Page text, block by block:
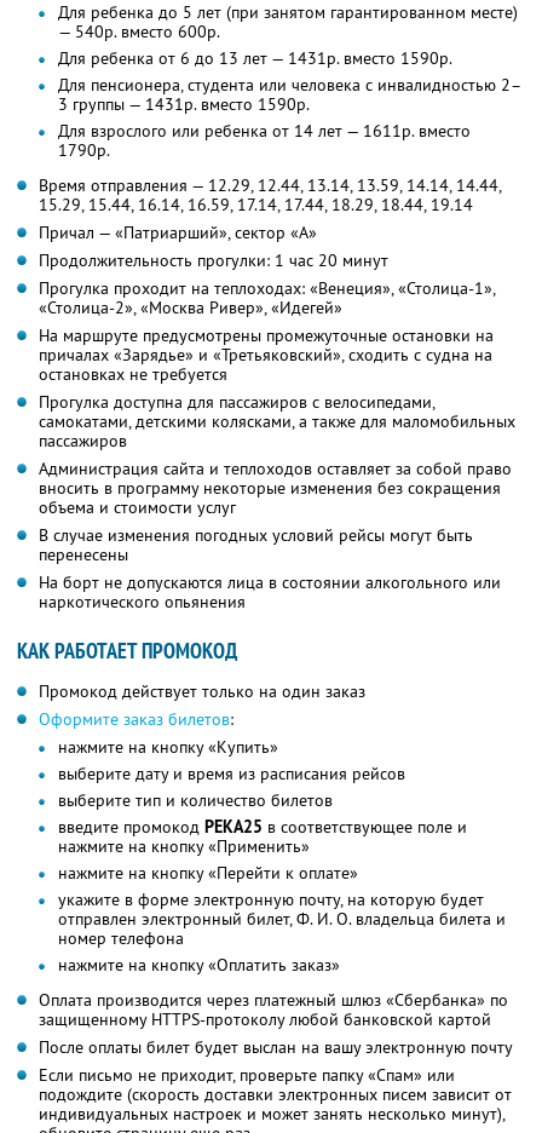
Для ребенка до 5 лет (при занятом гарантированном месте)
— 540р. вместо 600р.
Для ребенка от 6 до 13 лет — 1431р. вместо 1590р.
Для пенсионера, студента или человека с инвалидностью 2–
3 группы — 1431р. вместо 1590р.
Для взрослого или ребенка от 14 лет — 1611р. вместо
1790р.
Время отправления — 12.29, 12.44, 13.14, 13.59, 14.14, 14.44,
15.29, 15.44, 16.14, 16.59, 17.14, 17.44, 18.29, 18.44, 19.14
Причал — «Патриарший», сектор «A»
Продолжительность прогулки: 1 час 20 минут
Прогулка проходит на теплоходах: «Венеция», «Столица-1»,
«Столица-2», «Москва Ривер», «Идегей»
На маршруте предусмотрены промежуточные остановки на
причалах «Зарядье» и «Третьяковский», сходить с судна на
остановках не требуется
Прогулка доступна для пассажиров с велосипедами,
самокатами, детскими колясками, а также для маломобильных
пассажиров
Администрация сайта и теплоходов оставляет за собой право
вносить в программу некоторые изменения без сокращения
объема и стоимости услуг
В случае изменения погодных условий рейсы могут быть
перенесены
На борт не допускаются лица в состоянии алкогольного или
наркотического опьянения
КАК РАБОТАЕТ ПРОМОКОД
Промокод действует только на один заказ
Оформите заказ билетов:
нажмите на кнопку «Купить»
выберите дату и время из расписания рейсов
выберите тип и количество билетов
введите промокод РЕКА25 в соответствующее поле и
нажмите на кнопку «Применить»
нажмите на кнопку «Перейти к оплате»
укажите в форме электронную почту, на которую будет
отправлен электронный билет,Ф. И. О.владельца билета и
номер телефона
нажмите на кнопку «Оплатить заказ»
Оплата производится через платежный шлюз «Сбербанка» по
защищенному HTTPS-протоколу любой банковской картой
После оплаты билет будет выслан на вашу электронную почту
Если письмо не приходит, проверьте папку «Спам» или
подождите (скорость доставки электронных писем зависит от
индивидуальных настроек и может занять несколько минут),